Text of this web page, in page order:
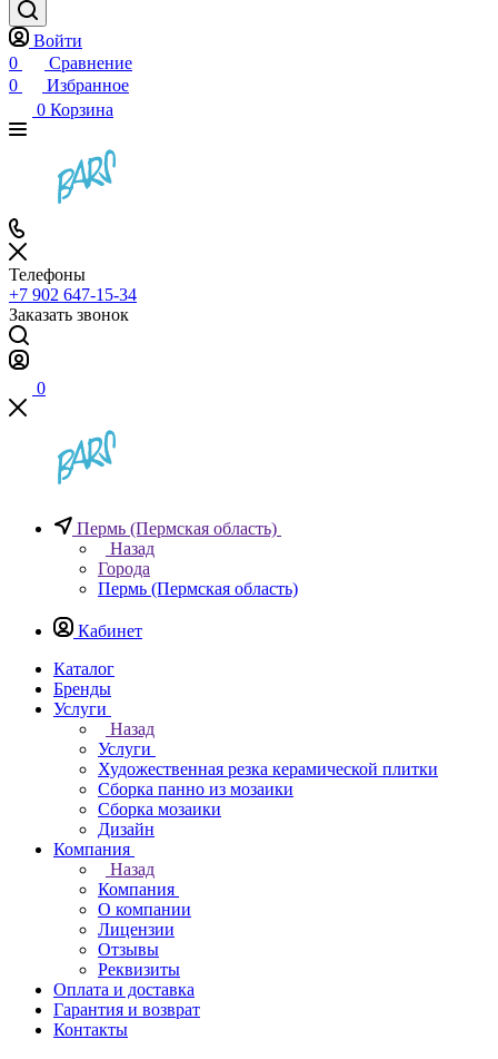
Войти
0
Сравнение
0
Избранное
0 Корзина
Телефоны
+7 902 647-15-34
Заказать звонок
0
Пермь (Пермская область)
Назад
Города
Пермь (Пермская область)
Кабинет
Каталог
Бренды
Услуги
Назад
Услуги
Художественная резка керамической плитки
Сборка панно из мозаики
Сборка мозаики
Дизайн
Компания
Назад
Компания
О компании
Лицензии
Отзывы
Реквизиты
Оплата и доставка
Гарантия и возврат
Контакты